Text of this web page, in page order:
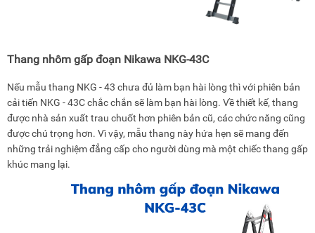
Thang nhôm gấp đoạn Nikawa NKG-43C
Nếu mẫu thang NKG - 43 chưa đủ làm bạn hài lòng thì với phiên bản
cải tiến NKG - 43C chắc chắn sẽ làm bạn hài lòng. Về thiết kế, thang
được nhà sản xuất trau chuốt hơn phiên bản cũ, các chức năng cũng
được chú trọng hơn. Vì vậy, mẫu thang này hứa hẹn sẽ mang đến
những trải nghiệm đẳng cấp cho người dùng mà một chiếc thang gấp
khúc mang lại.